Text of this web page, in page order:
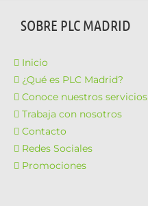
SOBRE PLC MADRID
Inicio
¿Qué es PLC Madrid?
Conoce nuestros servicios
Trabaja con nosotros
Contacto
Redes Sociales
Promociones